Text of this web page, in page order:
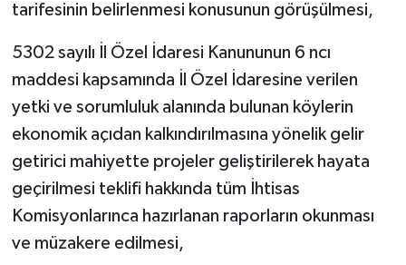
tarifesinin belirlenmesi konusunun görüşülmesi,
5302 sayılı İl Özel İdaresi Kanununun 6 ncı
maddesi kapsamında İl Özel İdaresine verilen
yetki ve sorumluluk alanında bulunan köylerin
ekonomik açıdan kalkındırılmasına yönelik gelir
getirici mahiyette projeler geliştirilerek hayata
geçirilmesi teklifi hakkında tüm İhtisas
Komisyonlarınca hazırlanan raporların okunması
ve müzakere edilmesi,